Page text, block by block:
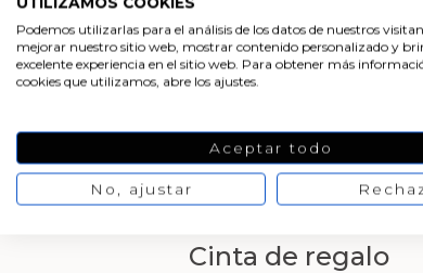
Cinta de regalo
Podemos utilizarlas para el análisis de los datos de nuestros
mejorar nuestro sitio web, mostrar contenido personalizado y
excelente experiencia en el sitio web. Para obtener más
cookies que utilizamos, abre los ajustes.
Aceptar todo
No, ajustar